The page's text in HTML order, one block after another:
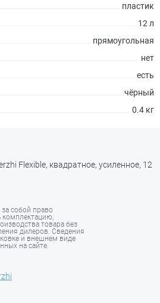
пластик
12 л
прямоугольная
нет
есть
чёрный
0.4 кг
Flexible, квадратное, усиленное, 12
собой право
комплектацию,
товара без
дилеров. Сведения
и внешнем виде
на сайте.